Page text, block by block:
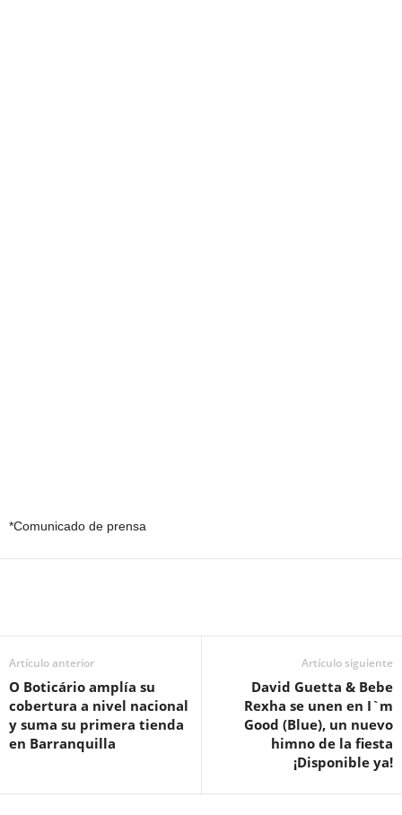
*Comunicado de prensa
Artículo anterior
O Boticário amplía su
cobertura a nivel nacional
y suma su primera tienda
en Barranquilla
Artículo siguiente
David Guetta & Bebe
Rexha se unen en I`m
Good (Blue), un nuevo
himno de la fiesta
¡Disponible ya!